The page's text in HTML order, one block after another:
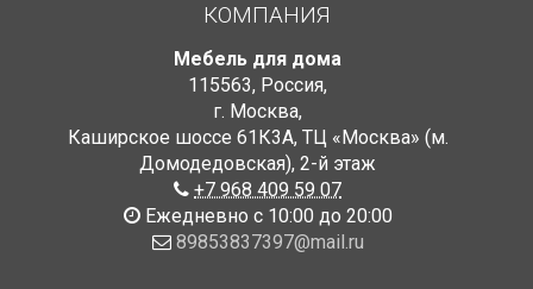
КОМПАНИЯ
Мебель для дома
115563, Россия,
г. Москва,
Каширское шоссе 61К3А, ТЦ «Москва» (м.
Домодедовская), 2-й этаж
+7 968 409 59 07
Ежедневно с 10:00 до 20:00
89853837397@mail.ru